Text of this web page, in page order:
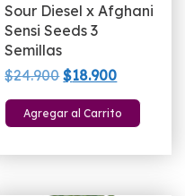
Sour Diesel x Afghani
Sensi Seeds 3
Semillas
$24.900El
precio
original
$18.900El
precio
actual
Agregar al Carrito